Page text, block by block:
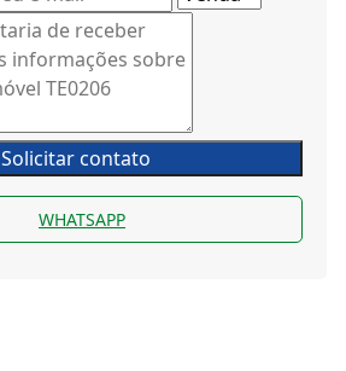
Solicitar contato
WHATSAPP